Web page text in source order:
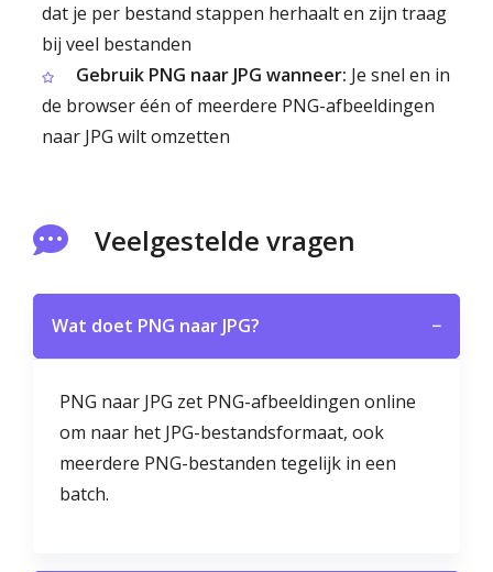
dat je per bestand stappen herhaalt en zijn traag
bij veel bestanden
Gebruik PNG naar JPG wanneer: Je snel en in
de browser één of meerdere PNG-afbeeldingen
naar JPG wilt omzetten
Veelgestelde vragen
Wat doet PNG naar JPG? −
PNG naar JPG zet PNG-afbeeldingen online
om naar het JPG-bestandsformaat, ook
meerdere PNG-bestanden tegelijk in een
batch.